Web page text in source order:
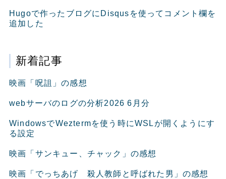
Hugoで作ったブログにDisqusを使ってコメント欄を
追加した
新着記事
映画「呪詛」の感想
webサーバのログの分析2026 6月分
WindowsでWeztermを使う時にWSLが開くようにす
る設定
映画「サンキュー、チャック」の感想
映画「でっちあげ 殺人教師と呼ばれた男」の感想